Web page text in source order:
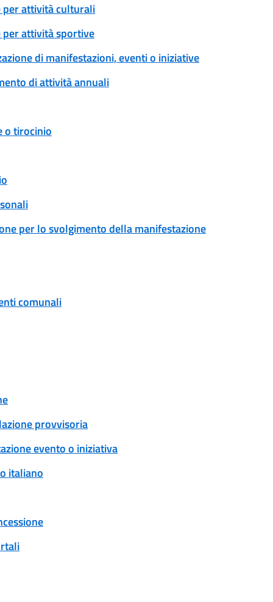
per attività culturali
per attività sportive
di manifestazioni, eventi o iniziative
di attività annuali
o tirocinio
per lo svolgimento della manifestazione
comunali
provvisoria
evento o iniziativa
italiano